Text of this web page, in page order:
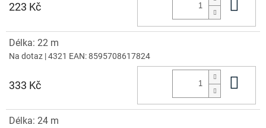
223 Kč
Délka: 22 m
Na dotaz | 4321 EAN:8595708617824
333 Kč
Délka: 24 m